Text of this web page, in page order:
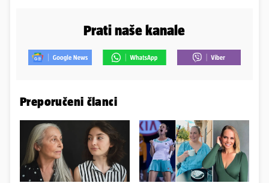
Prati naše kanale
Preporučeni članci